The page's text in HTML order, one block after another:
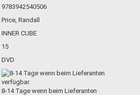
9783942540506
Price, Randall
INNER CUBE
15
DVD
8-14 Tage wenn beim Lieferanten